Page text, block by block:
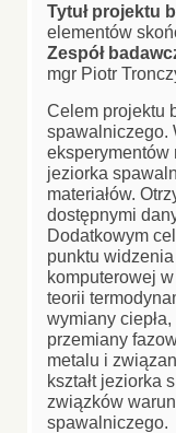
Tytuł projektu
elementów
Zespół
mgr Piotr
Celem projektu
spawalniczego.
eksperymentów
jeziorka
materiałów.
dostępnymi
Dodatkowym
punktu
komputerowej
teorii
wymiany
przemiany
metalu i
kształt jeziorka
związków
spawalniczego.